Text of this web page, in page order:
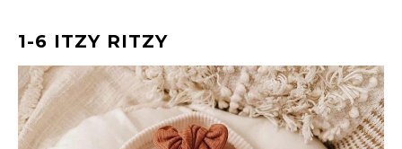
1-6 ITZY RITZY